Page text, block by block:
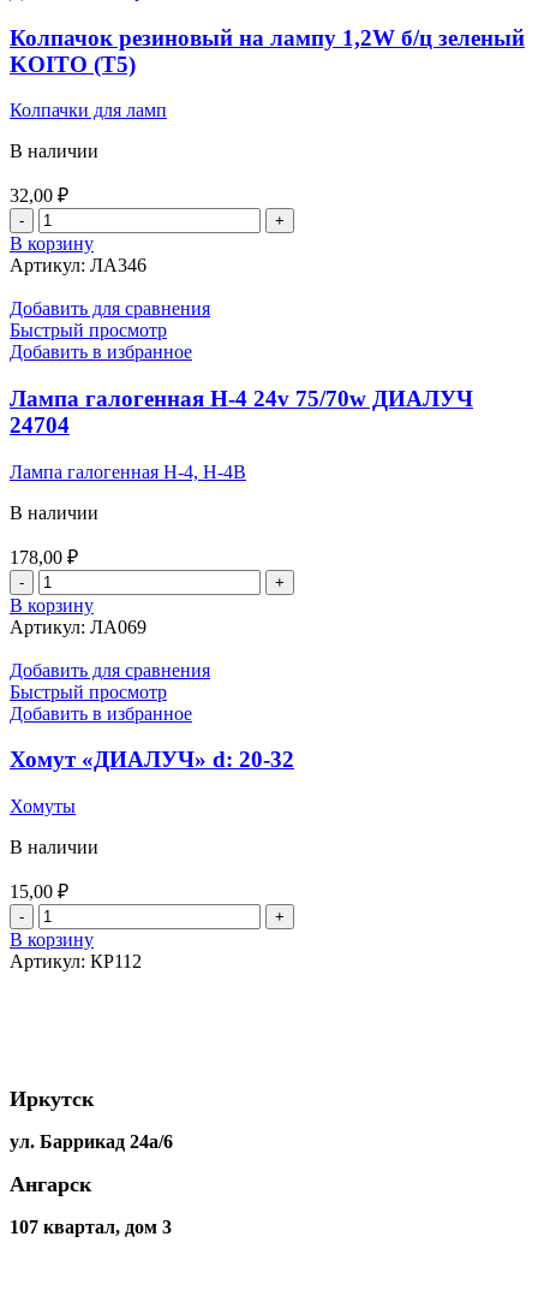
Колпачок резиновый на лампу 1,2W б/ц зеленый
KOITO (T5)
Колпачки для ламп
В наличии
32,00 ₽
Количество
товара
Колпачок
резиновый
на
лампу
1,2W
зеленый
KOITO
В корзину
Артикул: ЛА346
Добавить для сравнения
Быстрый просмотр
Добавить в избранное
Лампа галогенная Н-4 24v 75/70w ДИАЛУЧ
24704
Лампа галогенная Н-4, H-4B
В наличии
178,00 ₽
Количество
товара
Лампа
галогенная
Н-4
24v
75/70w
24704
В корзину
Артикул: ЛА069
Добавить для сравнения
Быстрый просмотр
Добавить в избранное
Хомут «ДИАЛУЧ» d: 20-32
Хомуты
В наличии
15,00 ₽
Количество
товара
Хомут
"ДИАЛУЧ"
В корзину
Артикул: КР112
Иркутск
ул. Баррикад 24а/6
Ангарск
107 квартал, дом 3